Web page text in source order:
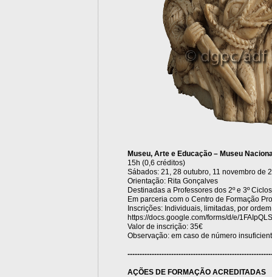
Museu, Arte e Educação – Museu
15h (0,6 créditos)
Sábados: 21, 28 outubro, 11 novembro de
Orientação: Rita Gonçalves
Destinadas a Professores dos 2º e 3º
Em parceria com o Centro de Formação
Inscrições: Individuais, limitadas, por
https://docs.google.com/forms/d/e/
Valor de inscrição: 35€
Observação: em caso de número
AÇÕES DE FORMAÇÃO ACREDITADAS